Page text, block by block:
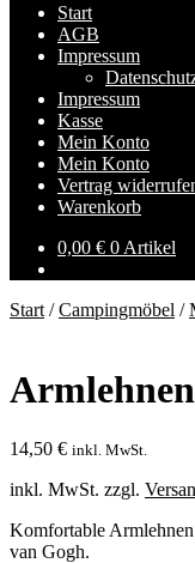
Start
AGB
Impressum
Impressum
Kasse
Mein Konto
Mein Konto
Vertrag
Warenkorb
0,00 € 0 Artikel
Start /Campingmöbel /
Armlehnen
14,50 € inkl. MwSt.
inkl. MwSt. zzgl.
Komfortable
van Gogh.